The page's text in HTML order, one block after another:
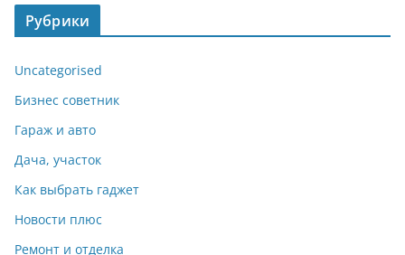
Рубрики
Uncategorised
Бизнес советник
Гараж и авто
Дача, участок
Как выбрать гаджет
Новости плюс
Ремонт и отделка